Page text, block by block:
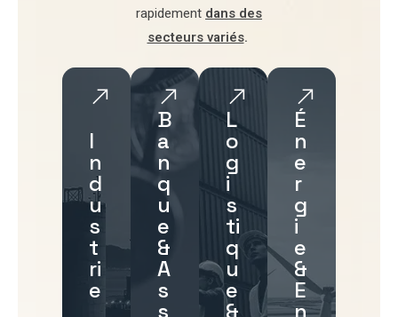
rapidement dans des
secteurs variés.
I
n
d
u
s
t
ri
e
B
a
n
q
u
e
&
A
s
s
L
o
g
i
s
ti
q
u
e
&
É
n
e
r
g
i
e
&
E
n